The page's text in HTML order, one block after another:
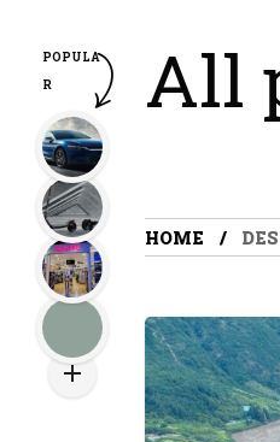
All
HOME
POPULA
R